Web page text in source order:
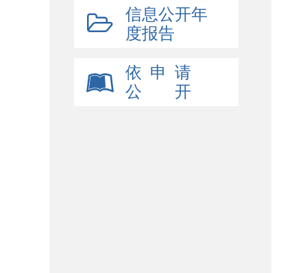
信息公开年
度报告
依 申 请
公 开